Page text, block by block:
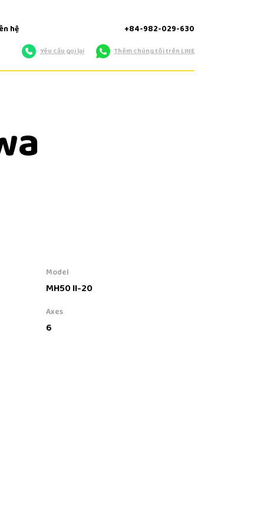
hệ +84-982-029-630
Yêu cầu gọi lại Thêm chúng tôi trên LINE
Model
MH50 II-20
Axes
6